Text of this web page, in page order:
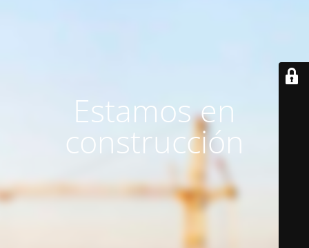
Estamos en
construcción